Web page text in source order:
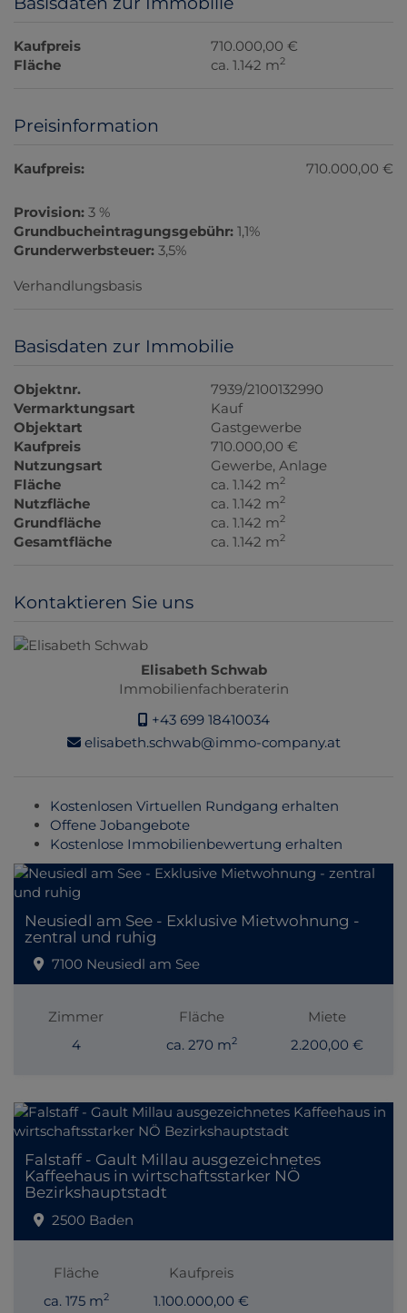
Kaufpreis
710.000,00 €
Fläche
ca. 1.142 m2
Preisinformation
Kaufpreis: 710.000,00 €
Provision: 3 %
Grundbucheintragungsgebühr: 1,1%
Grunderwerbsteuer: 3,5%
Verhandlungsbasis
Basisdaten zur Immobilie
Objektnr.
7939/2100132990
Vermarktungsart
Kauf
Objektart
Gastgewerbe
Kaufpreis
710.000,00 €
Nutzungsart
Gewerbe Anlage
Fläche
ca. 1.142 m2
Nutzfläche ca. 1.142 m2
Grundfläche ca. 1.142 m2
Gesamtfläche ca. 1.142 m2
Kontaktieren Sie uns
Elisabeth Schwab
Immobilienfachberaterin
+43 699 18410034
elisabeth.schwab@immo-company.at
Kostenlosen Virtuellen Rundgang erhalten
Offene Jobangebote
Kostenlose Immobilienbewertung erhalten
Neusiedl am See - Exklusive Mietwohnung -
zentral und ruhig
7100 Neusiedl am See
Zimmer
4
Fläche
ca. 270 m2
Miete
2.200,00 €
Falstaff - Gault Millau ausgezeichnetes
Kaffeehaus in wirtschaftsstarker NÖ
Bezirkshauptstadt
2500 Baden
Fläche
ca. 175 m2
Kaufpreis
1.100.000,00 €